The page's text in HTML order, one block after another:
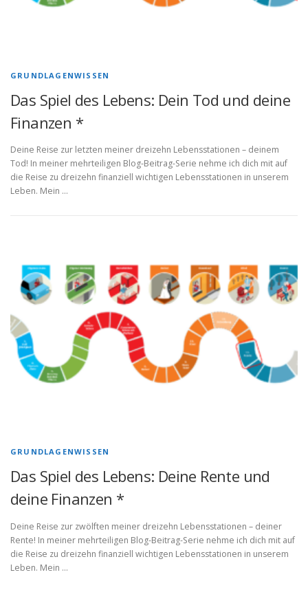
GRUNDLAGENWISSEN
Das Spiel des Lebens: Dein Tod und deine
Finanzen *
Deine Reise zur letzten meiner dreizehn Lebensstationen – deinem
Tod! In meiner mehrteiligen Blog-Beitrag-Serie nehme ich dich mit auf
die Reise zu dreizehn finanziell wichtigen Lebensstationen in unserem
Leben. Mein …
GRUNDLAGENWISSEN
Das Spiel des Lebens: Deine Rente und
deine Finanzen *
Deine Reise zur zwölften meiner dreizehn Lebensstationen – deiner
Rente! In meiner mehrteiligen Blog-Beitrag-Serie nehme ich dich mit auf
die Reise zu dreizehn finanziell wichtigen Lebensstationen in unserem
Leben. Mein …